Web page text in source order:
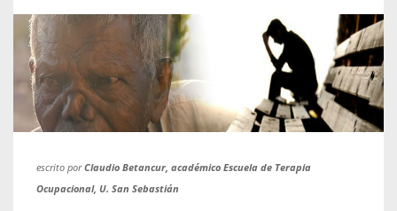
escrito porClaudio Betancur, académico Escuela de Terapia
Ocupacional, U. San Sebastián